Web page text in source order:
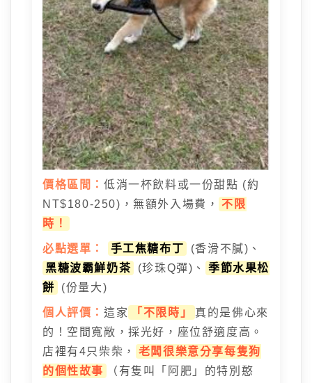
價格區間： 低消一杯飲料或一份甜點 (約
NT$180-250)，無額外入場費，
不限
時！
必點選單： 手工焦糖布丁
(香滑不膩)、
黑糖波霸鮮奶茶
(珍珠Q彈)、
季節水果松
餅
(份量大)
個人評價： 這家 「不限時」
真的是佛心來
的！空間寬敞，採光好，座位舒適度高。
店裡有4只柴柴，
老闆很樂意分享每隻狗
的個性故事
（有隻叫「阿肥」的特別憨